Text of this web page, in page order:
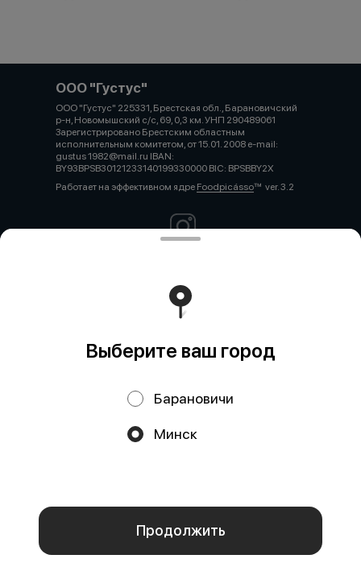
аналитических сервисов согласно нашейполитике
конфиденциальности
ООО "Густус"
ООО "Густус" 225331, Брестская обл., Барановичский
р-н, Новомышский с/с, 69, 0,3 км. УНП 290489061
Зарегистрировано Брестским областным
исполнительным комитетом, от 15.01. 2008 e-mail:
gustus 1982@mail.ru IBAN:
BY93BPSB30121233140199330000 BIC: BPSBBY2X
Работает на эффективном ядре Foodpicássover. 3.2
Выберите ваш город
Барановичи
Минск